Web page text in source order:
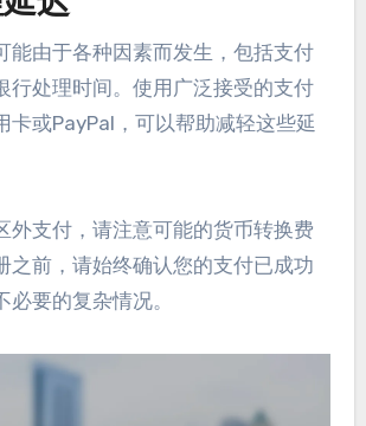
能由于各种因素而发生，包括支付
行处理时间。使用广泛接受的支付
卡或PayPal，可以帮助减轻这些延
外支付，请注意可能的货币转换费
之前，请始终确认您的支付已成功
要的复杂情况。